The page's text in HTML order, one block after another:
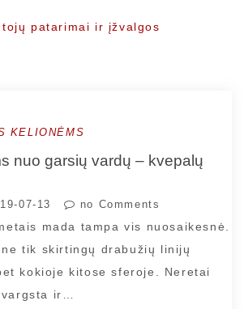
patarimai ir įžvalgos
KELIONĖMS
nuo garsių vardų – kvepalų
07-13 no Comments
mada tampa vis nuosaikesnė.
tik skirtingų drabužių linijų
kokioje kitose sferoje. Neretai
ir…